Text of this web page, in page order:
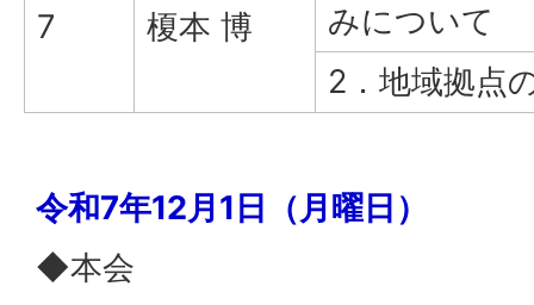
7 榎本 博
みについて
2．地域拠点
令和7年12月1日（月曜日）
◆本会